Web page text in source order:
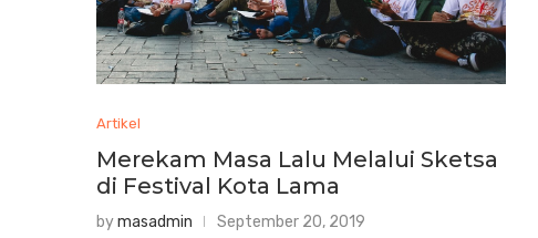
Artikel
Merekam Masa Lalu Melalui Sketsa
di Festival Kota Lama
bymasadmin September 20, 2019